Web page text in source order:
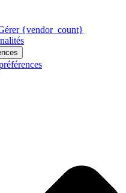
{vendor_count}